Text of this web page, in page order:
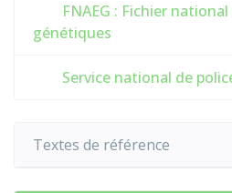
FNAEG : Fichier
génétiques
Service national de
Textes de référence